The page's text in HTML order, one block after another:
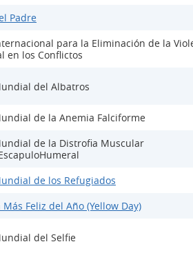
Padre
para la Eliminación de la
en los Conflictos
del Albatros
de la Anemia Falciforme
de la Distrofia Muscular
de los Refugiados
Más Feliz del Año (Yellow Day)
del Selfie